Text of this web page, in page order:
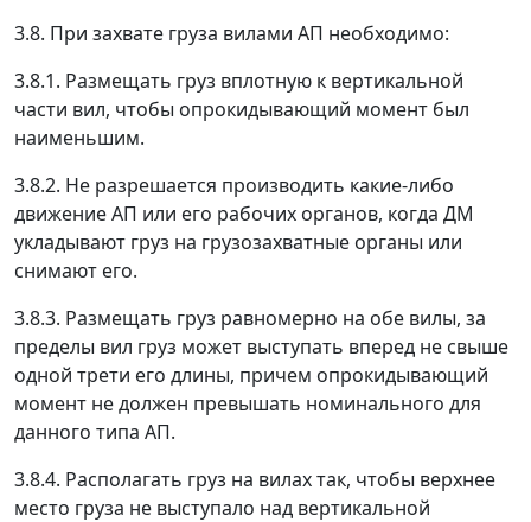
3.8. При захвате груза вилами АП необходимо:
3.8.1. Размещать груз вплотную к вертикальной
части вил, чтобы опрокидывающий момент был
наименьшим.
3.8.2. Не разрешается производить какие-либо
движение АП или его рабочих органов, когда ДМ
укладывают груз на грузозахватные органы или
снимают его.
3.8.3. Размещать груз равномерно на обе вилы, за
пределы вил груз может выступать вперед не свыше
одной трети его длины, причем опрокидывающий
момент не должен превышать номинального для
данного типа АП.
3.8.4. Располагать груз на вилах так, чтобы верхнее
место груза не выступало над вертикальной